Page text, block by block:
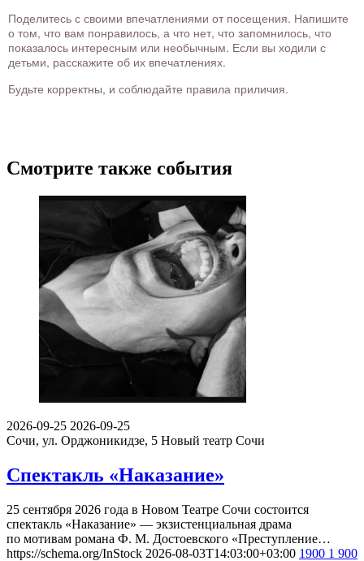
Поделитесь с своими впечатлениями от посещения. Напишите
о том, что вам понравилось, а что нет, что запомнилось, что
показалось интересным или необычным. Если вы ходили с
детьми, расскажите об их впечатлениях.
Будьте корректны, и соблюдайте правила приличия.
Смотрите также события
2026-09-25 2026-09-25
Сочи, ул. Орджоникидзе, 5 Новый театр Сочи
Спектакль «Наказание»
25 сентября 2026 года в Новом Театре Сочи состоится
спектакль «Наказание» — экзистенциальная драма
по мотивам романа Ф. М. Достоевского «Преступление…
https://schema.org/InStock 2026-08-03T14:03:00+03:00 1900 1 900